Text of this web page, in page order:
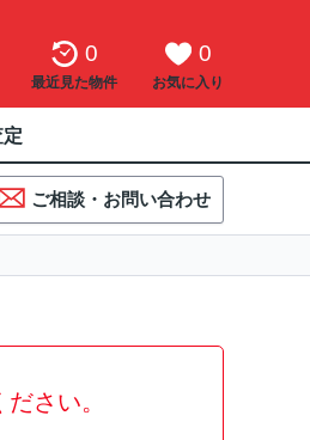
0
最近見た物件
0
お気に入り
ご相談・お問い合わせ
さい。